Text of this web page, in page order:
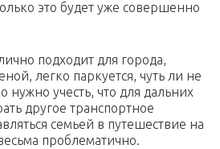
это будет уже совершенно
подходит для города,
легко паркуется, чуть ли не
нужно учесть, что для дальних
другое транспортное
семьей в путешествие на
проблематично.